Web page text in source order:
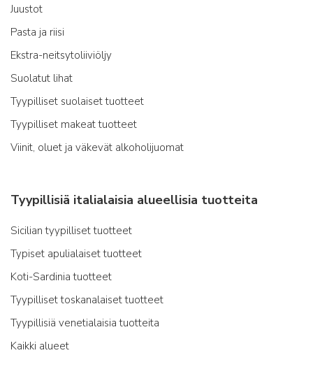
Juustot
Pasta ja riisi
Ekstra-neitsytoliiviöljy
Suolatut lihat
Tyypilliset suolaiset tuotteet
Tyypilliset makeat tuotteet
Viinit, oluet ja väkevät alkoholijuomat
Tyypillisiä italialaisia alueellisia tuotteita
Sicilian tyypilliset tuotteet
Typiset apulialaiset tuotteet
Koti-Sardinia tuotteet
Tyypilliset toskanalaiset tuotteet
Tyypillisiä venetialaisia tuotteita
Kaikki alueet